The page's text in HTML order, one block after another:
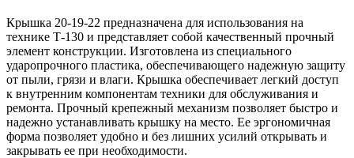
Крышка 20-19-22 предназначена для использования на
технике Т-130 и представляет собой качественный прочный
элемент конструкции. Изготовлена из специального
ударопрочного пластика, обеспечивающего надежную защиту
от пыли, грязи и влаги. Крышка обеспечивает легкий доступ
к внутренним компонентам техники для обслуживания и
ремонта. Прочный крепежный механизм позволяет быстро и
надежно устанавливать крышку на место. Ее эргономичная
форма позволяет удобно и без лишних усилий открывать и
закрывать ее при необходимости.